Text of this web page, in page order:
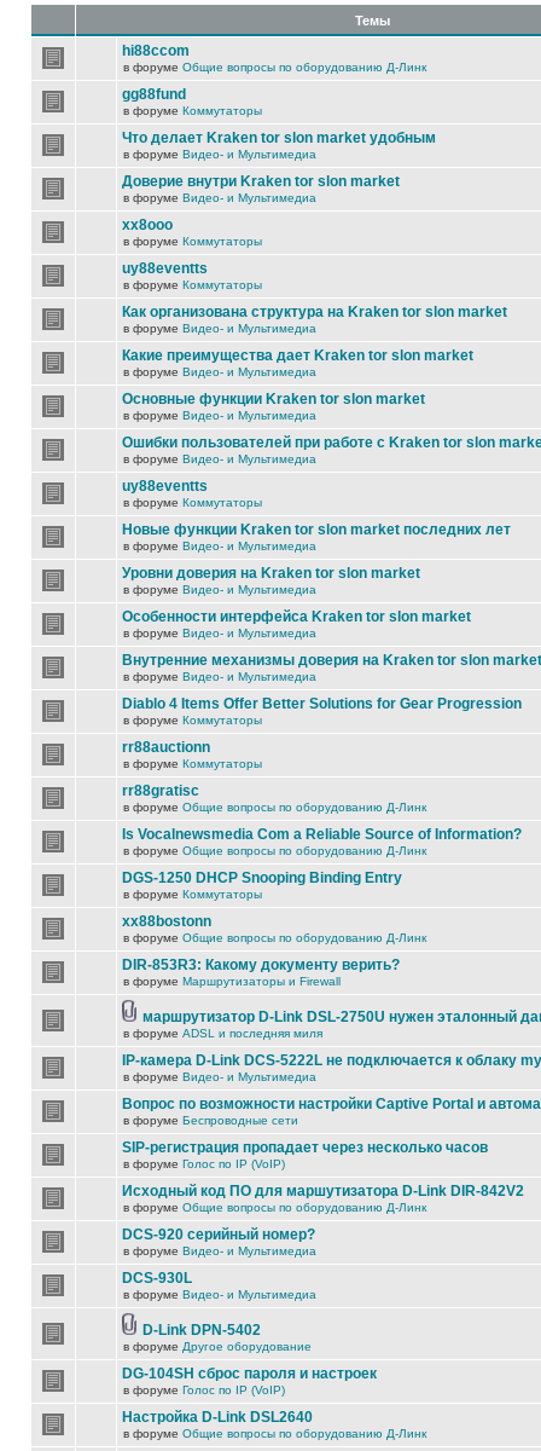
Темы
hi88ccom
в форуме Общие вопросы по оборудованию Д-Линк
gg88fund
в форуме Коммутаторы
Что делает Kraken tor slon market удобным
в форуме Видео- и Мультимедиа
Доверие внутри Kraken tor slon market
в форуме Видео- и Мультимедиа
xx8ooo
в форуме Коммутаторы
uy88eventts
в форуме Коммутаторы
Как организована структура на Kraken tor slon market
в форуме Видео- и Мультимедиа
Какие преимущества дает Kraken tor slon market
в форуме Видео- и Мультимедиа
Основные функции Kraken tor slon market
в форуме Видео- и Мультимедиа
Ошибки пользователей при работе с Kraken tor slon
в форуме Видео- и Мультимедиа
uy88eventts
в форуме Коммутаторы
Новые функции Kraken tor slon market последних лет
в форуме Видео- и Мультимедиа
Уровни доверия на Kraken tor slon market
в форуме Видео- и Мультимедиа
Особенности интерфейса Kraken tor slon market
в форуме Видео- и Мультимедиа
Внутренние механизмы доверия на Kraken tor slon market
в форуме Видео- и Мультимедиа
Diablo 4 Items Offer Better Solutions for Gear Progression
в форуме Коммутаторы
rr88auctionn
в форуме Коммутаторы
rr88gratisc
в форуме Общие вопросы по оборудованию Д-Линк
Is Vocalnewsmedia Com a Reliable Source of Information?
в форуме Общие вопросы по оборудованию Д-Линк
DGS-1250 DHCP Snooping Binding Entry
в форуме Коммутаторы
xx88bostonn
в форуме Общие вопросы по оборудованию Д-Линк
DIR-853R3: Какому документу верить?
в форуме Маршрутизаторы и Firewall
маршрутизатор D-Link DSL-2750U нужен эталонный
в форуме ADSL и последняя миля
IP-камера D-Link DCS-5222L не подключается к облаку
в форуме Видео- и Мультимедиа
Вопрос по возможности настройки Captive Portal и
в форуме Беспроводные сети
SIP-регистрация пропадает через несколько часов
в форуме Голос по IP (VoIP)
Исходный код ПО для маршутизатора D-Link DIR-842V2
в форуме Общие вопросы по оборудованию Д-Линк
DCS-920 серийный номер?
в форуме Видео- и Мультимедиа
DCS-930L
в форуме Видео- и Мультимедиа
D-Link DPN-5402
в форуме Другое оборудование
DG-104SH сброс пароля и настроек
в форуме Голос по IP (VoIP)
Настройка D-Link DSL2640
в форуме Общие вопросы по оборудованию Д-Линк